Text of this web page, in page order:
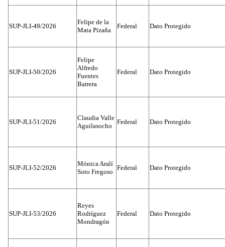
SUP-JLI-49/2026
Felipe de la
Mata Pizaña
Federal Dato Protegido
SUP-JLI-50/2026
Felipe
Alfredo
Fuentes
Barrera
Federal Dato Protegido
SUP-JLI-51/2026
Claudia Valle
Aguilasocho
Federal Dato Protegido
SUP-JLI-52/2026
Mónica Aralí
Soto Fregoso
Federal Dato Protegido
SUP-JLI-53/2026
Reyes
Rodríguez
Mondragón
Federal Dato Protegido